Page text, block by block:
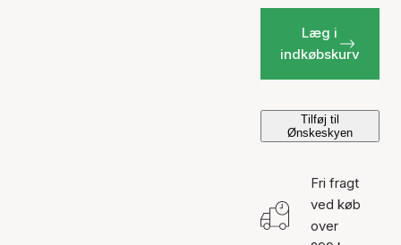
Læg i
indkøbskurv
Tilføj til
Ønskeskyen
Fri fragt
ved køb
over